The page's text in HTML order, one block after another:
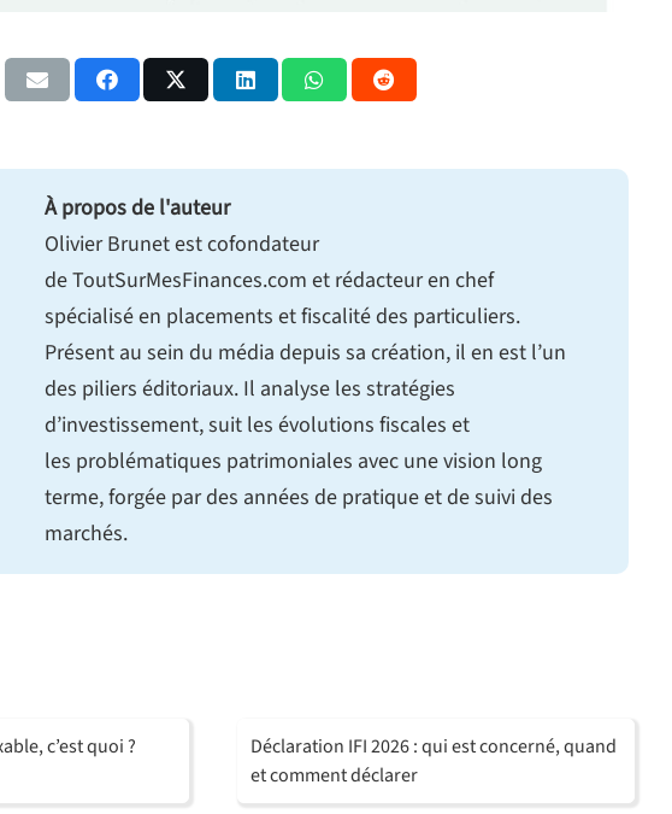
À propos de l'auteur
Olivier Brunet est cofondateur
de ToutSurMesFinances.com et rédacteur en chef
spécialisé en placements et fiscalité des particuliers.
Présent au sein du média depuis sa création, il en est l’un
des piliers éditoriaux. Il analyse les stratégies
d’investissement, suit les évolutions fiscales et
les problématiques patrimoniales avec une vision long
terme, forgée par des années de pratique et de suivi des
marchés.
c’est quoi ?
Déclaration IFI 2026 : qui est concerné, quand
et comment déclarer